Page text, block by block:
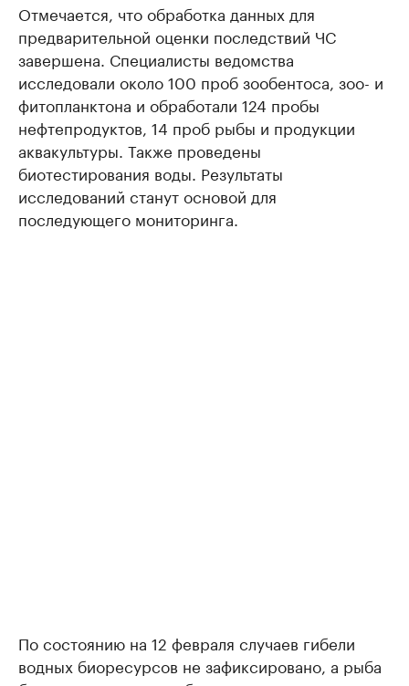
Отмечается, что обработка данных для
предварительной оценки последствий ЧС
завершена. Специалисты ведомства
исследовали около 100 проб зообентоса, зоо- и
фитопланктона и обработали 124 пробы
нефтепродуктов, 14 проб рыбы и продукции
аквакультуры. Также проведены
биотестирования воды. Результаты
исследований станут основой для
последующего мониторинга.
По состоянию на 12 февраля случаев гибели
водных биоресурсов не зафиксировано, а рыба